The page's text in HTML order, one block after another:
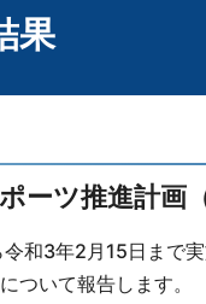
果
ーツ推進計画
和3年2月15日まで
ついて報告します。